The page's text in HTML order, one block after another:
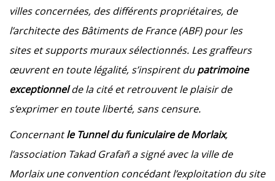
villes concernées, des différents propriétaires, de
l’architecte des Bâtiments de France (ABF) pour les
sites et supports muraux sélectionnés. Les graffeurs
œuvrent en toute légalité, s’inspirent dupatrimoine
exceptionnelde la cité et retrouvent le plaisir de
s’exprimer en toute liberté, sans censure.
Concernantle Tunnel du funiculaire de Morlaix,
l’association Takad Grafañ a signé avec la ville de
Morlaix une convention concédant l’exploitation du site